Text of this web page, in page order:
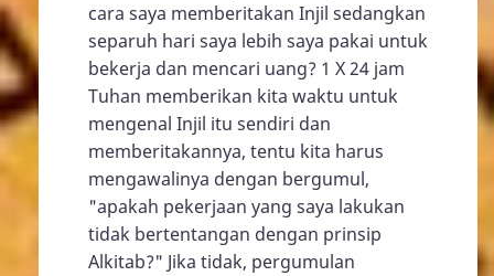
cara saya memberitakan Injil sedangkan
separuh hari saya lebih saya pakai untuk
bekerja dan mencari uang? 1 X 24 jam
Tuhan memberikan kita waktu untuk
mengenal Injil itu sendiri dan
memberitakannya, tentu kita harus
mengawalinya dengan bergumul,
"apakah pekerjaan yang saya lakukan
tidak bertentangan dengan prinsip
Alkitab?" Jika tidak, pergumulan